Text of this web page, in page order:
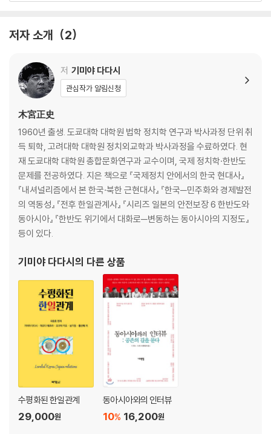
4. 한일관계의 ‘1965년 체제’: 경제협력과 안전보장
3장. 냉전의 변용과 비대칭적 상호 보완적인 한일관계: 1970?1980년대
1. 미중?중일의 화해와 북한을 둘러싼 한일관계
2. 미국의 관여 축소와 한일관계: 한미일 관계에서 한일관계로?
3. 한일의 비대칭성과 시민사회 간 관계의 맹아
4. ‘포스트 박정희 시대’의 한일관계
5. 비대칭적인 한일 협력과 대칭화의 여러 측면
4장. 냉전 종언과 대칭적 한일관계의 도래: 1990·2000년대
1. 한일관계의 구조 변용: 비대칭에서 대칭으로
3. 한일 역사 문제의 부상
4. 한일 파트너십 선언: 대칭 관계의 ‘이상형’
5. 북한의 핵미사일 문제: 공통 위협에 대한 상호 보완적 협력
5장. 대칭적이고 상호 경쟁적인 한일관계로: 2010년대
1. 역사 문제의 ‘확대재생산’: ‘위안부’ 문제와 ‘강제징용’ 문제
2. 북한 정책: 목표의 대칭성과 방법의 비대칭성
3. 미중 대국 간 관계: 신냉전에의 대응인가 구냉전의 해체인가?
4. 역사 문제에서 경제·안전보장의 대립 경쟁으로?
종장. 한일 간 ‘선의의 경쟁’은 가능한가?
저자 소개 2
저 기미야 다다시
관심작가 알림신청
木宮正史
1960년 출생. 도쿄대학 대학원 법학 정치학 연구과 박사과정 단위 취
득 퇴학, 고려대학 대학원 정치외교학과 박사과정을 수료하였다. 현
재 도쿄대학 대학원 총합문화연구과 교수이며, 국제 정치학·한반도
문제를 전공하였다. 지은 책으로 『국제정치 안에서의 한국 현대사』
『내셔널리즘에서 본 한국·북한 근현대사』 『한국─민주화와 경제발전
의 역동성』 『전후 한일관계사』 『시리즈 일본의 안전보장 6 한반도와
동아시아』 『한반도 위기에서 대화로─변동하는 동아시아의 지정도』
등이 있다.
기미야 다다시 의 다른 상품
수평화된 한일관계
29,000원
동아시아와의 인터뷰
16,200원
10%